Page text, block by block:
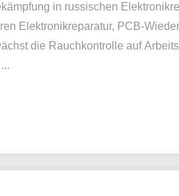
in russischen
Elektronikreparatur, PCB-
die Rauchkontrolle auf